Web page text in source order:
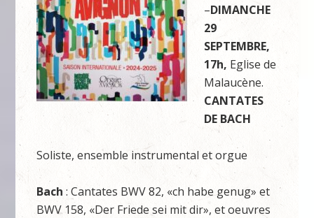
–DIMANCHE
29
SEPTEMBRE,
17h, Eglise de
Malaucène.
CANTATES
DE BACH
Soliste, ensemble instrumental et orgue
Bach : Cantates BWV 82, «ch habe genug» et
BWV 158, «Der Friede sei mit dir», et oeuvres